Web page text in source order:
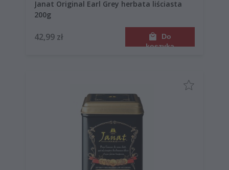
Janat Original Earl Grey herbata liściasta
200g
42,99 zł
Do
koszyka